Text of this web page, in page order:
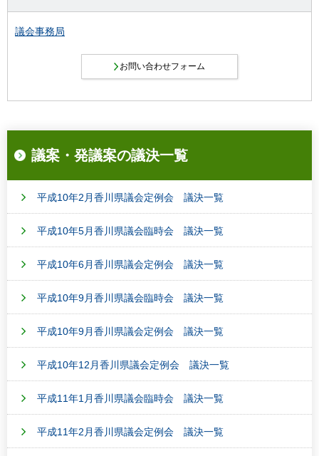
議会事務局
議案・発議案の議決一覧
平成10年2月香川県議会定例会 議決一覧
平成10年5月香川県議会臨時会 議決一覧
平成10年6月香川県議会定例会 議決一覧
平成10年9月香川県議会臨時会 議決一覧
平成10年9月香川県議会定例会 議決一覧
平成10年12月香川県議会定例会 議決一覧
平成11年1月香川県議会臨時会 議決一覧
平成11年2月香川県議会定例会 議決一覧